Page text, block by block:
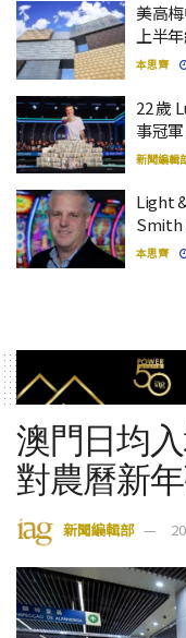
美高
上半
本思齊
22 歲
事冠
新聞編輯
Light
Smith
本思齊
澳門日均
對農曆新
新聞編輯部